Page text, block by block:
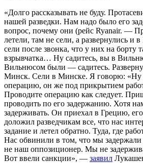
«Долго рассказывать не буду.
нашей разведки. Нам надо было его
вопрос, почему они (рейс Ryanair. —
летели, там не сели, а развернулись и
сели после звонка, что у них на борту
взрывчатка… Ну садитесь, вы в
Вильнюсом были — садитесь.
Минск. Сели в Минске. Я говорю: «Ну
операцию, он же под прикрытием
Проводите операцию как следует.
проводить по его задержанию. Хотя
задерживать. Он приехал в Грецию,
доложил разведчикам все, что нас
задание и летел обратно. Туда, где
Нас обвинили в том, что мы
не наш оппозиционер. Мы не
Вот ввели санкции», — заявил